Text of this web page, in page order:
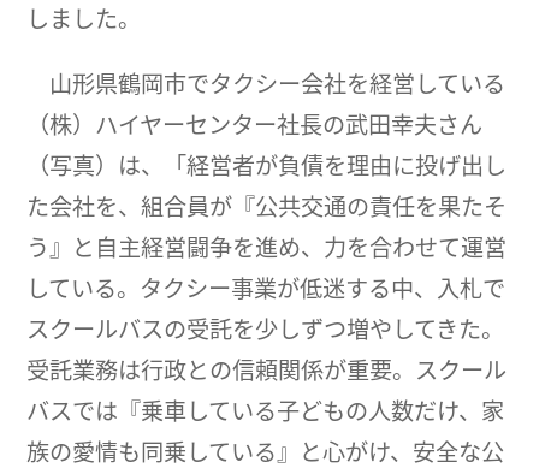
しました。
山形県鶴岡市でタクシー会社を経営している
（株）ハイヤーセンター社長の武田幸夫さん
（写真）は、「経営者が負債を理由に投げ出し
た会社を、組合員が『公共交通の責任を果たそ
う』と自主経営闘争を進め、力を合わせて運営
している。タクシー事業が低迷する中、入札で
スクールバスの受託を少しずつ増やしてきた。
受託業務は行政との信頼関係が重要。スクール
バスでは『乗車している子どもの人数だけ、家
族の愛情も同乗している』と心がけ、安全な公